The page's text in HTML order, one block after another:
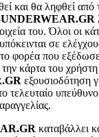
και θα ληφθεί από
του. Όλοι οι
σε
φορέα που
κάρτα του
εξουσιοδότηση
τελευταίο
καταβάλλει